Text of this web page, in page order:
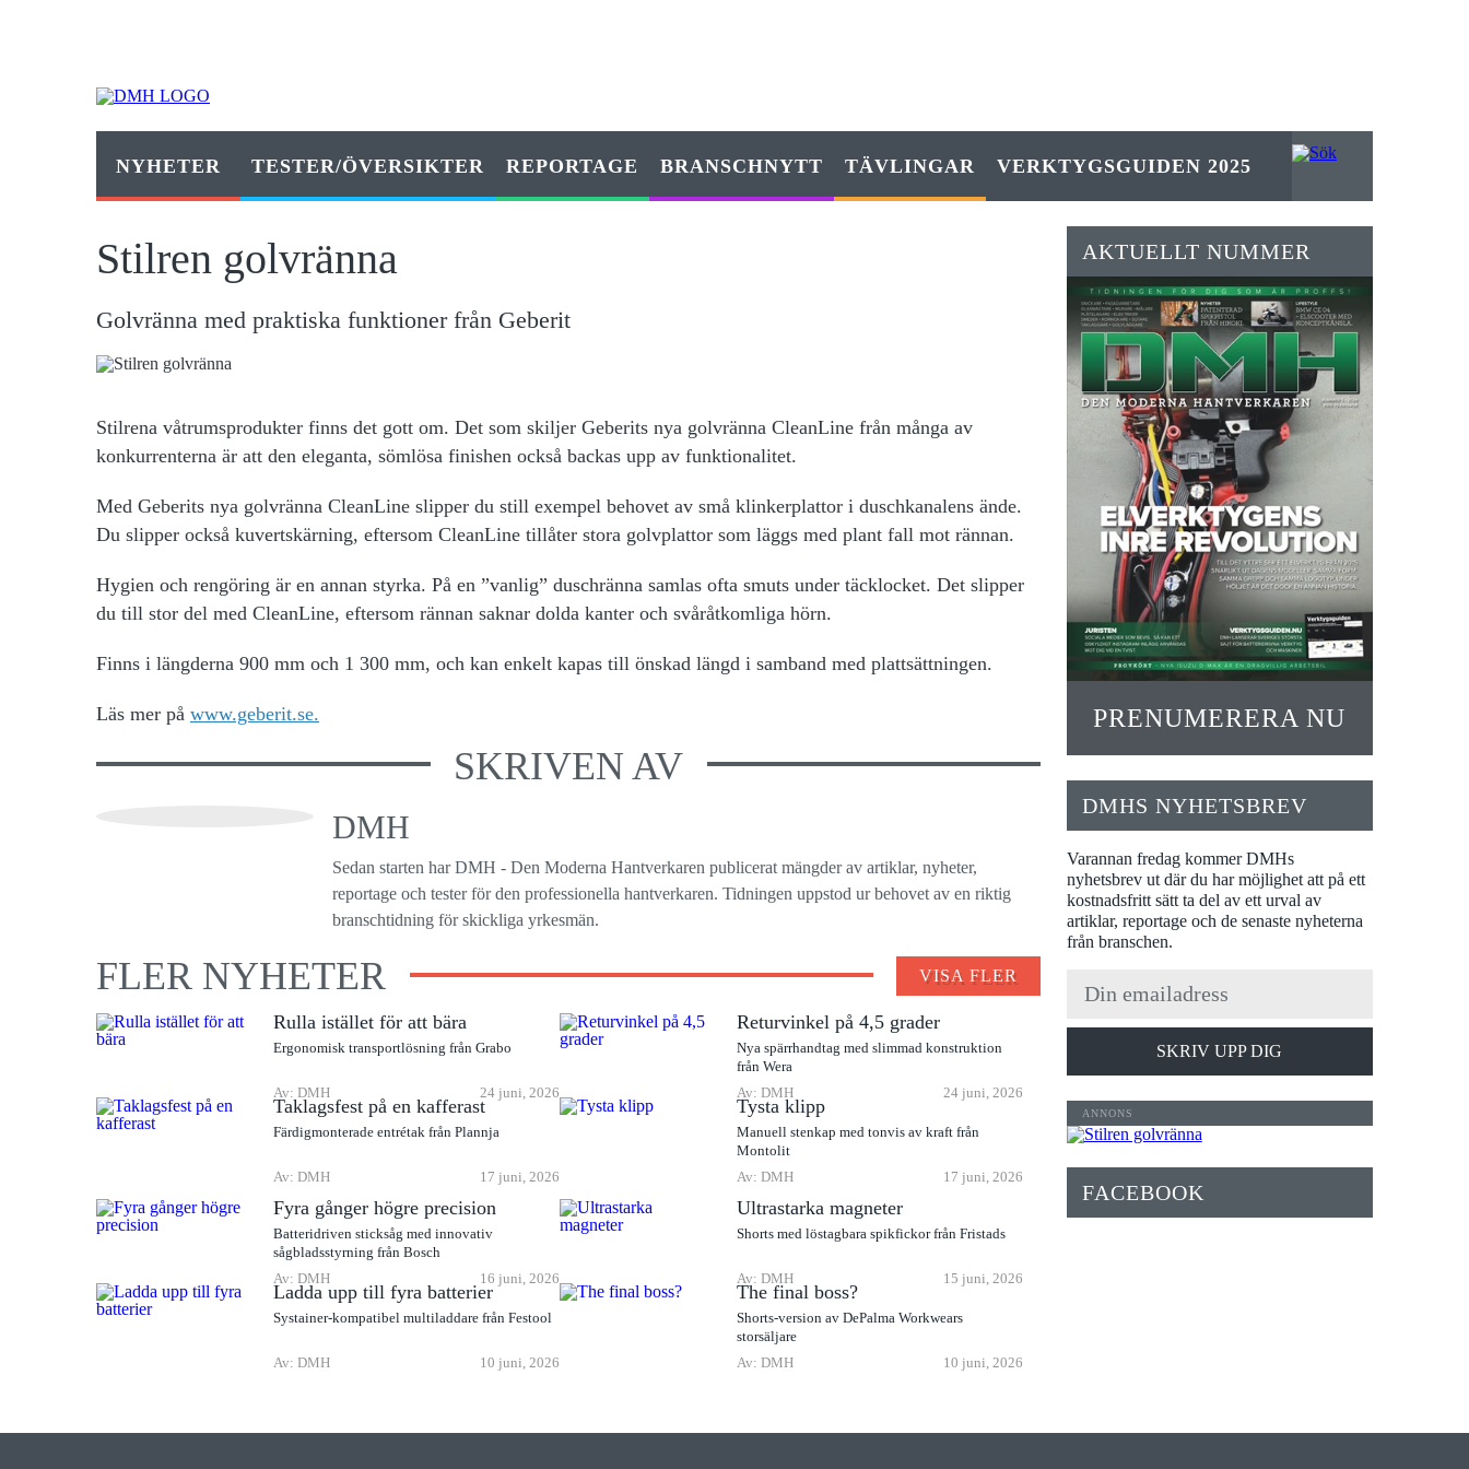
NYHETER TESTER/ÖVERSIKTER REPORTAGE BRANSCHNYTT TÄVLINGAR VERKTYGSGUIDEN 2025
Stilren golvränna
Golvränna med praktiska funktioner från Geberit
Stilrena våtrumsprodukter finns det gott om. Det som skiljer Geberits nya golvränna CleanLine från många av
konkurrenterna är att den eleganta, sömlösa finishen också backas upp av funktionalitet.
Med Geberits nya golvränna CleanLine slipper du still exempel behovet av små klinkerplattor i duschkanalens ände.
Du slipper också kuvertskärning, eftersom CleanLine tillåter stora golvplattor som läggs med plant fall mot rännan.
Hygien och rengöring är en annan styrka. På en ”vanlig” duschränna samlas ofta smuts under täcklocket. Det slipper
du till stor del med CleanLine, eftersom rännan saknar dolda kanter och svåråtkomliga hörn.
Finns i längderna 900 mm och 1 300 mm, och kan enkelt kapas till önskad längd i samband med plattsättningen.
Läs mer på www.geberit.se.
SKRIVEN AV
DMH
Sedan starten har DMH - Den Moderna Hantverkaren publicerat mängder av artiklar, nyheter,
reportage och tester för den professionella hantverkaren. Tidningen uppstod ur behovet av en riktig
branschtidning för skickliga yrkesmän.
FLER NYHETER VISA FLER
Rulla istället för att bära
Ergonomisk transportlösning från Grabo
Av: DMH 24 juni, 2026
Returvinkel på 4,5 grader
Nya spärrhandtag med slimmad konstruktion
från Wera
Av: DMH
24 juni, 2026
Taklagsfest på en kafferast
Färdigmonterade entrétak från Plannja
Av: DMH 17 juni, 2026
Tysta klipp
Manuell stenkap med tonvis av kraft från
Montolit
Av: DMH
17 juni, 2026
Fyra gånger högre precision
Batteridriven sticksåg med innovativ
sågbladsstyrning från Bosch
Av: DMH
16 juni, 2026
Ultrastarka magneter
Shorts med löstagbara spikfickor från Fristads
Av: DMH 15 juni, 2026
Ladda upp till fyra batterier
Systainer-kompatibel multiladdare från Festool
Av: DMH 10 juni, 2026
The final boss?
Shorts-version av DePalma Workwears
storsäljare
Av: DMH
10 juni, 2026
AKTUELLT NUMMER
PRENUMERERA NU
DMHS NYHETSBREV
Varannan fredag kommer DMHs
nyhetsbrev ut där du har möjlighet att på ett
kostnadsfritt sätt ta del av ett urval av
artiklar, reportage och de senaste nyheterna
från branschen.
SKRIV UPP DIG
FACEBOOK